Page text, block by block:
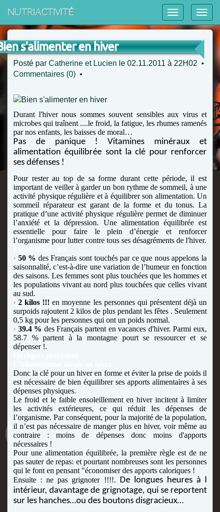
NutriActivité
s'alimenter en hiver
Posté par Catherine et Lucien le 02.11.2011 à 22H02 •
Commentaires (0) •
Durant l'hiver nous sommes souvent sensibles aux virus et
microbes qui traînent ....le froid, la fatigue, les rhumes ramenés
par nos enfants, les baisses de moral…
Pas de panique !Vitamines minéraux et
alimentation équilibrée sont la clé pour renforcer
ses défenses !
Pour rester au top de sa forme durant cette période, il est
important de veiller à garder un bon rythme de sommeil, à une
activité physique régulière et à équilibrer son alimentation. Un
sommeil réparateur est garant de la forme et du tonus. La
pratique d’une activité physique régulière permet de diminuer
l’anxiété et la dépression. Une alimentation équilibrée est
essentielle pour faire le plein d’énergie et renforcer
l’organisme pour lutter contre tous ses désagréments de l'hiver.
› 50 % des Français sont touchés par ce que nous appelons la
saisonnalité, c’est-à-dire une variation de l’humeur en fonction
des saisons. Les femmes sont plus touchées que les hommes et
les populations vivant au nord plus touchées que celles vivant
au sud.
›2 kilos !!!en moyenne les personnes qui présentent déjà un
surpoids rajoutent 2 kilos de plus pendant les fêtes . Seulement
0,5 kg pour les personnes qui ont un poids normal.
› 39.4 % des Français partent en vacances d'hiver. Parmi eux,
58.7 % partent à la montagne pourt se ressourcer et se
dépenser !.
Donc la clé pour un hiver en forme et éviter la prise de poids il
est nécessaire de bien équilibrer ses apports alimentaires à ses
dépenses physiques.
Le froid et le faible ensoleillement en hiver incitent à limiter
les activités extérieures, ce qui réduit les dépenses de
l’organisme. Par conséquent, pour la majorité de la population,
il n’est pas nécessaire de manger plus en hiver, voir même au
contraire : moins de dépenses donc moins d'apports
nécessaires !
Pour une alimentation équilibrée, la première règle est de ne
pas sauter de repas: et pourtant nombreuses sont les personnes
qui le font en pensant "économiser des apports caloriques !
Ensuite : ne pas grignoter !!!!. De longues heures à l
intérieur, davantage de grignotage, qui se reportent
sur les hanches…ou des boutons disgracieux…